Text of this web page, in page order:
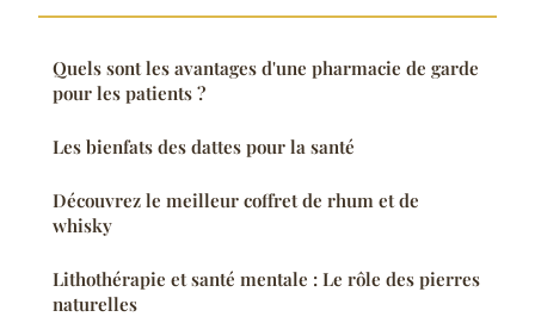
Quels sont les avantages d'une pharmacie de garde
pour les patients ?
Les bienfats des dattes pour la santé
Découvrez le meilleur coffret de rhum et de
whisky
Lithothérapie et santé mentale : Le rôle des pierres
naturelles